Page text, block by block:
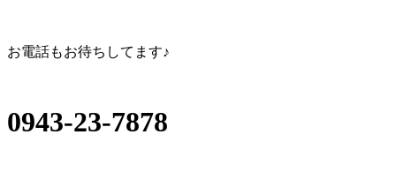
お電話もお待ちしてます♪
0943-23-7878